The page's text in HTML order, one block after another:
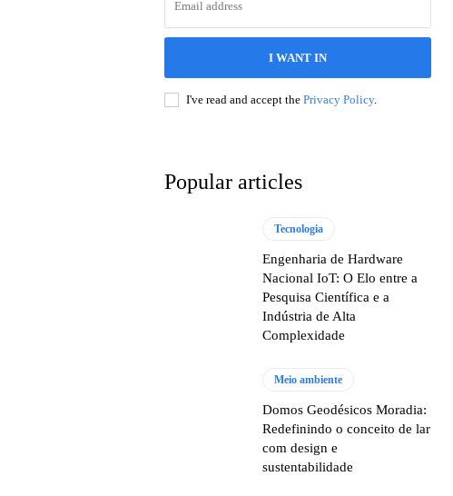
I WANT IN
I've read and accept the Privacy Policy.
Popular articles
Tecnologia
Engenharia de Hardware
Nacional IoT: O Elo entre a
Pesquisa Científica e a
Indústria de Alta
Complexidade
Meio ambiente
Domos Geodésicos Moradia:
Redefinindo o conceito de lar
com design e
sustentabilidade